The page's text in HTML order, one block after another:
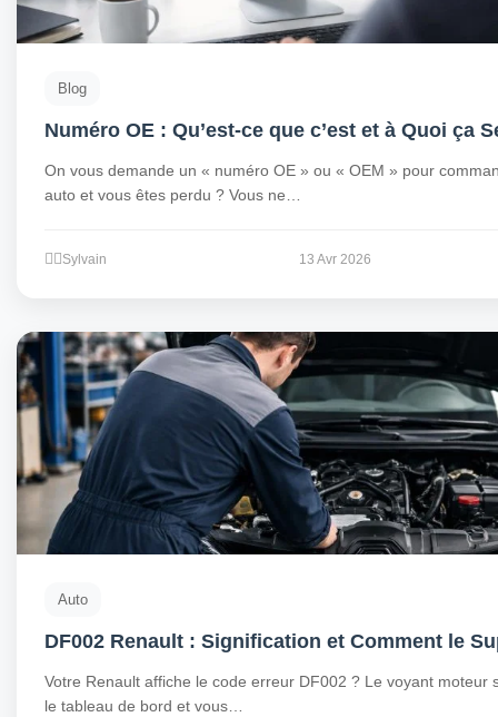
Blog
Numéro OE : Qu’est-ce que c’est et à Quoi ça
On vous demande un « numéro OE » ou « OEM » pour
auto et vous êtes perdu ? Vous ne…
Sylvain 13 Avr 2026
Auto
DF002 Renault : Signification et Comment le
Votre Renault affiche le code erreur DF002 ? Le voyant moteur
le tableau de bord et vous…